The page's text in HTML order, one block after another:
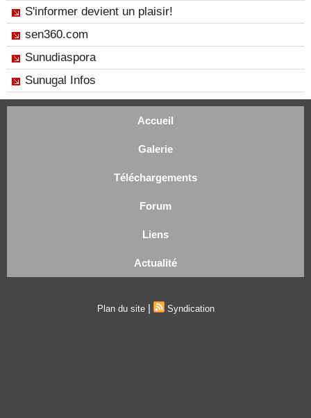
S'informer devient un plaisir!
sen360.com
Sunudiaspora
Sunugal Infos
Accueil
Galerie
Téléchargements
Forum
Liens
Actualité
Plan du site | Syndication